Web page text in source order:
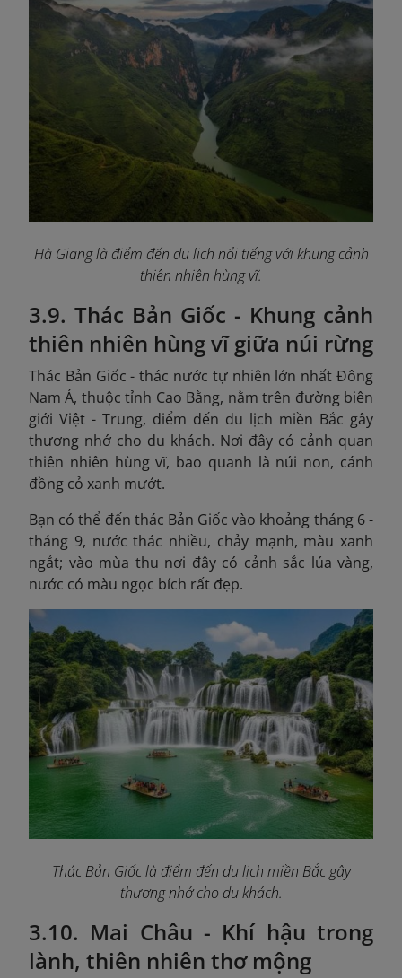
Hà Giang là điểm đến du lịch nổi tiếng với khung cảnh
thiên nhiên hùng vĩ.
3.9. Thác Bản Giốc - Khung cảnh
thiên nhiên hùng vĩ giữa núi rừng
Thác Bản Giốc - thác nước tự nhiên lớn nhất Đông
Nam Á, thuộc tỉnh Cao Bằng, nằm trên đường biên
giới Việt - Trung, điểm đến du lịch miền Bắc gây
thương nhớ cho du khách. Nơi đây có cảnh quan
thiên nhiên hùng vĩ, bao quanh là núi non, cánh
đồng cỏ xanh mướt.
Bạn có thể đến thác Bản Giốc vào khoảng tháng 6 -
tháng 9, nước thác nhiều, chảy mạnh, màu xanh
ngắt; vào mùa thu nơi đây có cảnh sắc lúa vàng,
nước có màu ngọc bích rất đẹp.
Thác Bản Giốc là điểm đến du lịch miền Bắc gây
thương nhớ cho du khách.
3.10. Mai Châu - Khí hậu trong
lành, thiên nhiên thơ mộng